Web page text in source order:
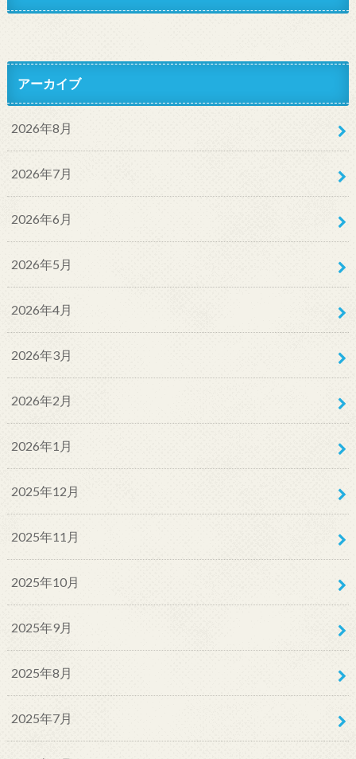
アーカイブ
2026年8月
2026年7月
2026年6月
2026年5月
2026年4月
2026年3月
2026年2月
2026年1月
2025年12月
2025年11月
2025年10月
2025年9月
2025年8月
2025年7月